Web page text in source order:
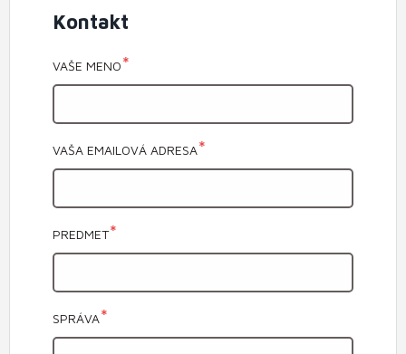
Kontakt
VAŠE MENO
VAŠA EMAILOVÁ ADRESA
PREDMET
SPRÁVA